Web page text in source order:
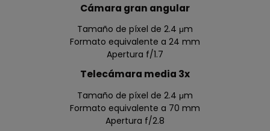
Cámara gran angular
Tamaño de píxel de 2.4 μm
Formato equivalente a 24 mm
Apertura f/1.7
Telecámara media 3x
Tamaño de píxel de 2.4 μm
Formato equivalente a 70 mm
Apertura f/2.8